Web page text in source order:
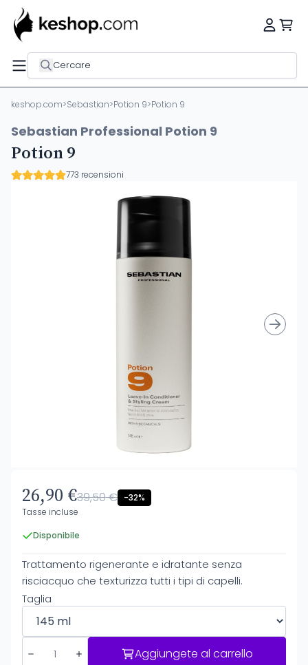
Cercare
keshop.com>Sebastian>Potion 9>Potion 9
Sebastian Professional Potion 9
Potion 9
773 recensioni
26,90 €39,50 € -32%
Tasse incluse
Disponibile
Trattamento rigenerante e idratante senza
risciacquo che texturizza tutti i tipi di capelli.
Taglia
Aggiungete al carrello